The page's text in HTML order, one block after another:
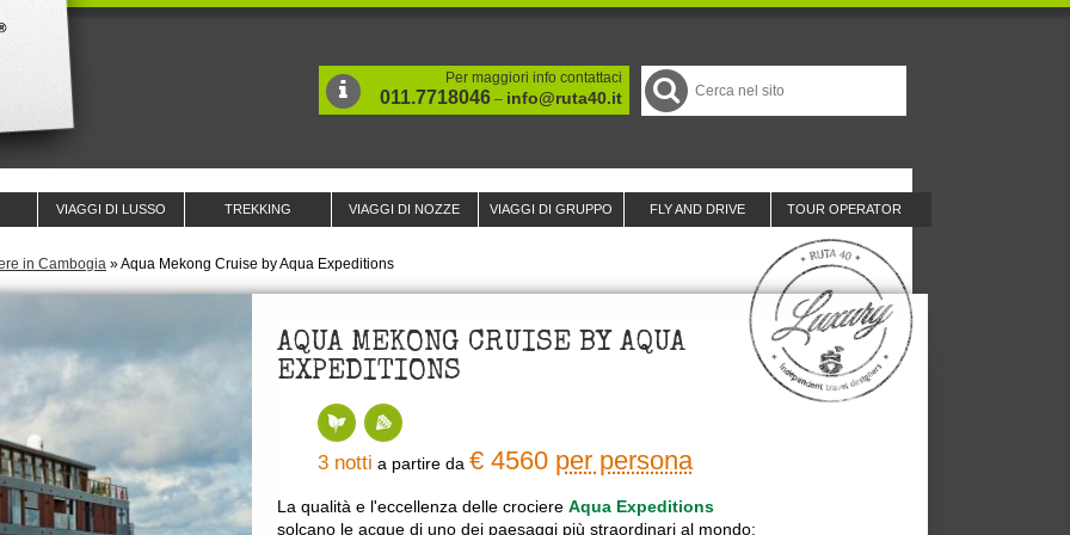
Per maggiori info contattaci
011.7718046 – info@ruta40.it
VIAGGI DI LUSSO TREKKING VIAGGI DI NOZZE VIAGGI DI GRUPPO FLY AND DRIVE TOUR OPERATOR
in Cambogia »Aqua Mekong Cruise by Aqua Expeditions
AQUA MEKONG CRUISE BY AQUA
EXPEDITIONS
3 notti a partire da € 4560 per persona
La qualità e l'eccellenza delle crociereAqua Expeditions
solcano le acque di uno dei paesaggi più straordinari al mondo: